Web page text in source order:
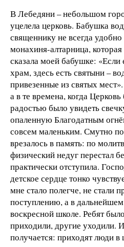
В Лебедяни – небольшом
уцелела церковь. Бабушка
священнику не всегда
монахиня-алтарница,
сказала моей бабушке:
храм, здесь есть святыни –
привезенные из святых
а в те времена, когда
радостью было увидеть
опаленную Благодатным
совсем маленьким. Смутно
врезалось в память: по
физический недуг перестал
практически отступила.
детское сердце тонко
мне стало полегче, не стали
поступлению, а в
воскресной школе. Ребят
приходили, другие уходили.
получается: приходят люди